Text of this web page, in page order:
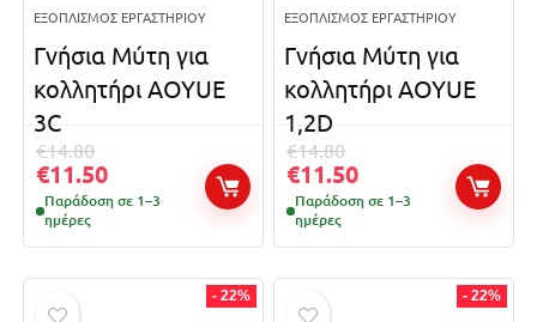
ΕΞΟΠΛΙΣΜΌΣ ΕΡΓΑΣΤΗΡΊΟΥ
Γνήσια Μύτη για
κολλητήρι AOYUE
3C
€14.80
€11.50
Παράδοση σε 1–3
ημέρες
ΕΞΟΠΛΙΣΜΌΣ ΕΡΓΑΣΤΗΡΊΟΥ
Γνήσια Μύτη για
κολλητήρι AOYUE
1,2D
€14.80
€11.50
Παράδοση σε 1–3
ημέρες
- 22% - 22%